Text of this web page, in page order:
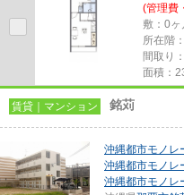
(管理費
敷：0ヶ
所在階
間取り
面積：
賃貸｜マンション 銘苅
沖縄都市モノレ
沖縄都市モノレ
沖縄都市モノレ